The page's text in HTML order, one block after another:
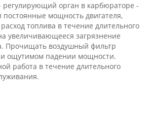
регулирующий орган в карбюраторе -
постоянные мощность двигателя,
топлива в течение длительного
увеличивающееся загрязнение
Прочищать воздушный фильтр
ощутимом падении мощности.
работа в течение длительного